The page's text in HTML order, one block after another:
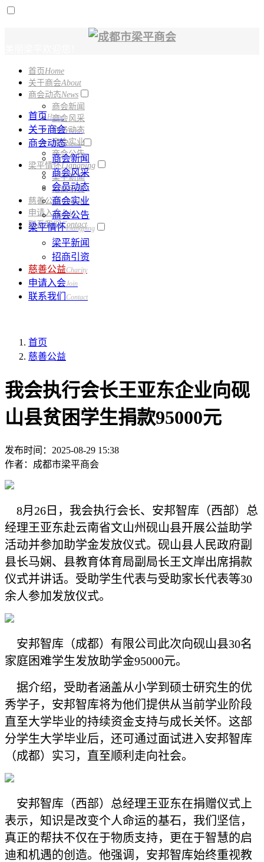
首页Home
关于商会About
商会动态News
商会新闻
商会风采
会员动态
商会实业
商会公告
梁平情怀Liangping
梁平新闻
招商引资
慈善公益Charity
申请入会Join
联系我们Contact
首页Home
关于商会About
商会动态News
商会新闻
商会风采
会员动态
商会实业
商会公告
梁平情怀Liangping
梁平新闻
招商引资
慈善公益Charity
申请入会Join
联系我们 Contact
首页
慈善公益
我会执行会长王亚东企业向砚
山县贫困学生捐款95000元
发布时间： 2025-08-29 15:38
作者： 成都市梁平商会
8月26日，我会执行会长、安邦智库（西部）总
经理王亚东赴云南省文山州砚山县开展公益助学
活动并参加助学金发放仪式。砚山县人民政府副
县长马娴、县教育体育局副局长王文岸出席捐款
仪式并讲话。受助学生代表与受助家长代表等30
余人参加发放仪式。
安邦智库（成都）有限公司此次向砚山县30名
家庭困难学生发放助学金95000元。
据介绍，受助者涵盖从小学到硕士研究生的优
秀学子，安邦智库将为他们提供从当前学业阶段
直至大学毕业的持续资金支持与成长关怀。这部
分学生大学毕业后，还可通过面试进入安邦智库
（成都）实习，直至顺利走向社会。
安邦智库（西部）总经理王亚东在捐赠仪式上
表示，知识是改变个人命运的基石，我们坚信，
真正的帮扶不仅在于物质支持，更在于智慧的启
迪和机遇的创造。他强调，安邦智库始终重视教